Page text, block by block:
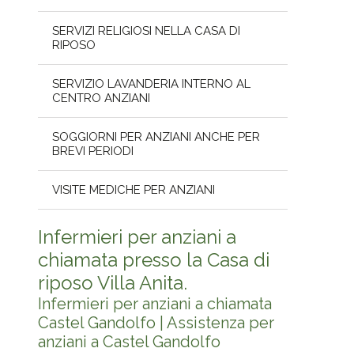
SERVIZI RELIGIOSI NELLA CASA DI
RIPOSO
SERVIZIO LAVANDERIA INTERNO AL
CENTRO ANZIANI
SOGGIORNI PER ANZIANI ANCHE PER
BREVI PERIODI
VISITE MEDICHE PER ANZIANI
Infermieri per anziani a
chiamata presso la Casa di
riposo Villa Anita.
Infermieri per anziani a chiamata
Castel Gandolfo | Assistenza per
anziani a Castel Gandolfo